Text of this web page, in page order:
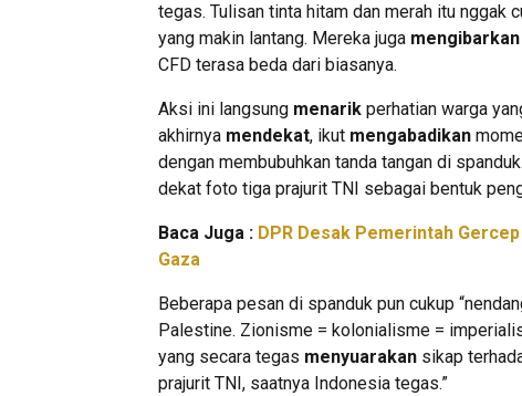
tegas. Tulisan tinta hitam dan merah itu nggak
yang makin lantang. Mereka juga mengibarkan
CFD terasa beda dari biasanya.
Aksi ini langsung menarik perhatian warga
akhirnya mendekat, ikut mengabadikan
dengan membubuhkan tanda tangan di
dekat foto tiga prajurit TNI sebagai bentuk
Baca Juga : DPR Desak Pemerintah
Gaza
Beberapa pesan di spanduk pun cukup
Palestine. Zionisme = kolonialisme =
yang secara tegas menyuarakan sikap
prajurit TNI, saatnya Indonesia tegas.”